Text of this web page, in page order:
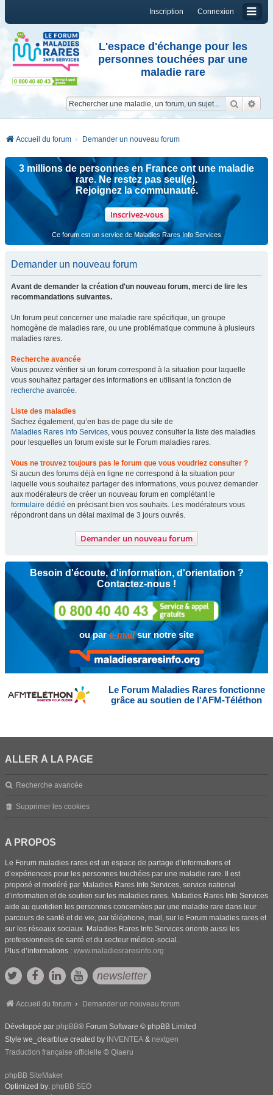
Connexion
Inscription
L'espace d'échange pour les
personnes touchées par une
maladie rare
Accueil du forum Demander un nouveau forum
3 millions de personnes en France ont une maladie
rare. Ne restez pas seul(e).
Rejoignez la communauté.
Inscrivez-vous
Ce forum est un service de Maladies Rares Info Services
Demander un nouveau forum
Avant de demander la création d'un nouveau forum, merci de lire les
recommandations suivantes.
Un forum peut concerner une maladie rare spécifique, un groupe
homogène de maladies rare, ou une problématique commune à plusieurs
maladies rares.
Recherche avancée
Vous pouvez vérifier si un forum correspond à la situation pour laquelle
vous souhaitez partager des informations en utilisant la fonction de
recherche avancée.
Liste des maladies
Sachez également, qu’en bas de page du site de
Maladies Rares Info Services, vous pouvez consulter la liste des maladies
pour lesquelles un forum existe sur le Forum maladies rares.
Vous ne trouvez toujours pas le forum que vous voudriez consulter ?
Si aucun des forums déjà en ligne ne correspond à la situation pour
laquelle vous souhaitez partager des informations, vous pouvez demander
aux modérateurs de créer un nouveau forum en complétant le
formulaire dédié en précisant bien vos souhaits. Les modérateurs vous
répondront dans un délai maximal de 3 jours ouvrés.
Demander un nouveau forum
Besoin d'écoute, d'information, d'orientation ?
Contactez-nous !
ou pare-mailsur notre site
Le Forum Maladies Rares fonctionne
grâce au soutien de l'AFM-Téléthon
ALLER À LA PAGE
Recherche avancée
Supprimer les cookies
A PROPOS
Le Forum maladies rares est un espace de partage d’informations et
d’expériences pour les personnes touchées par une maladie rare. Il est
proposé et modéré par Maladies Rares Info Services, service national
d’information et de soutien sur les maladies rares. Maladies Rares Info Services
aide au quotidien les personnes concernées par une maladie rare dans leur
parcours de santé et de vie, par téléphone, mail, sur le Forum maladies rares et
sur les réseaux sociaux. Maladies Rares Info Services oriente aussi les
professionnels de santé et du secteur médico-social.
Plus d’informations : www.maladiesraresinfo.org
newsletter
Accueil du forum Demander un nouveau forum
Développé par phpBB® Forum Software © phpBB Limited
Style we_clearblue created by INVENTEA & nextgen
Traduction française officielle © Qiaeru
phpBB SiteMaker
Optimized by: phpBB SEO